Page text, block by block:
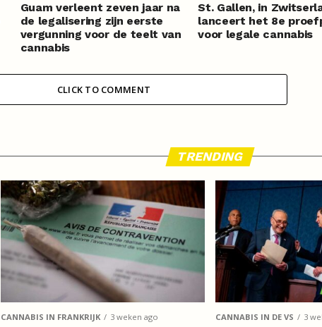
Guam verleent zeven jaar na
de legalisering zijn eerste
vergunning voor de teelt van
cannabis
St. Gallen, in
lanceert het 8e
voor legale cannabis
CLICK TO COMMENT
TRENDING
CANNABIS IN FRANKRIJK 3 weken ago CANNABIS IN DE VS 3